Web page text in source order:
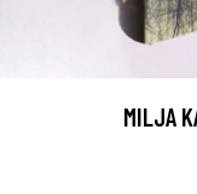
MILJA